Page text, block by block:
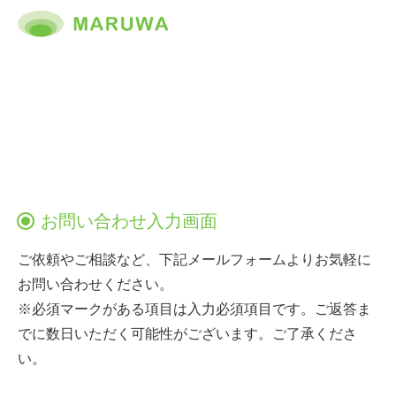
お問い合わせ入力画面
ご依頼やご相談など、下記メールフォームよりお気軽に
お問い合わせください。
※必須マークがある項目は入力必須項目です。ご返答ま
でに数日いただく可能性がございます。ご了承くださ
い。